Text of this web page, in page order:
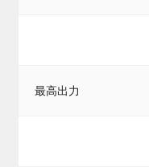
最高出力